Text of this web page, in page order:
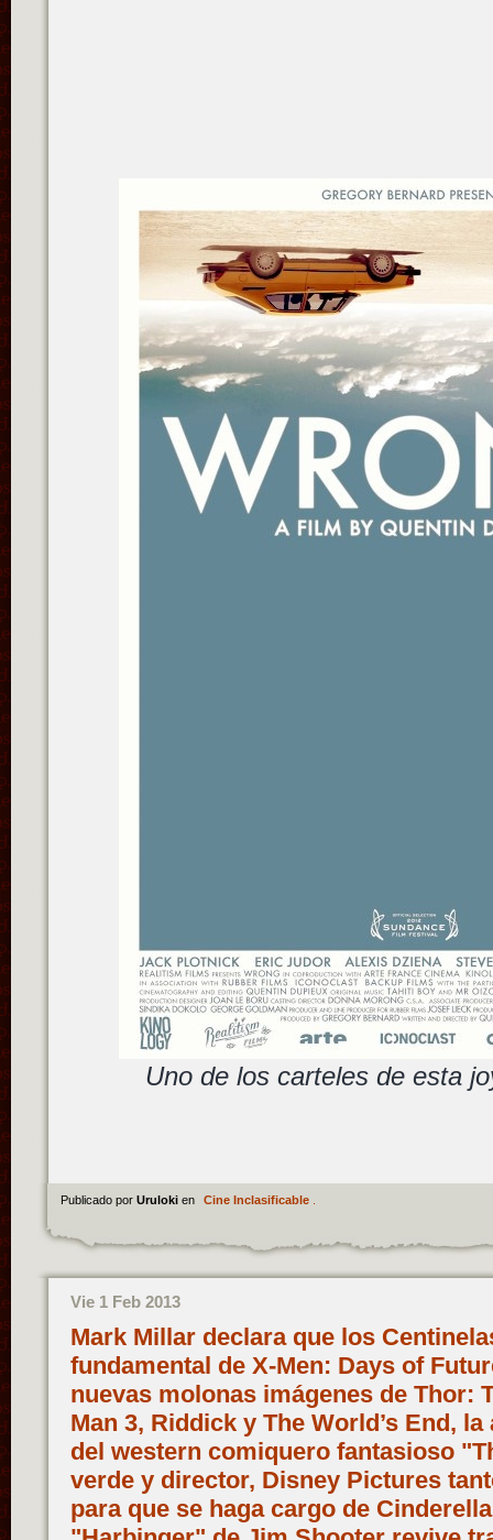
Uno de los carteles de esta
Publicado por Uruloki en Cine Inclasificable.
Vie 1 Feb 2013
Mark Millar declara que los
fundamental de X-Men: Days of
nuevas molonas imágenes de Thor:
Man 3, Riddick y The World’s End,
del western comiquero fantasioso
verde y director, Disney Pictures
para que se haga cargo de